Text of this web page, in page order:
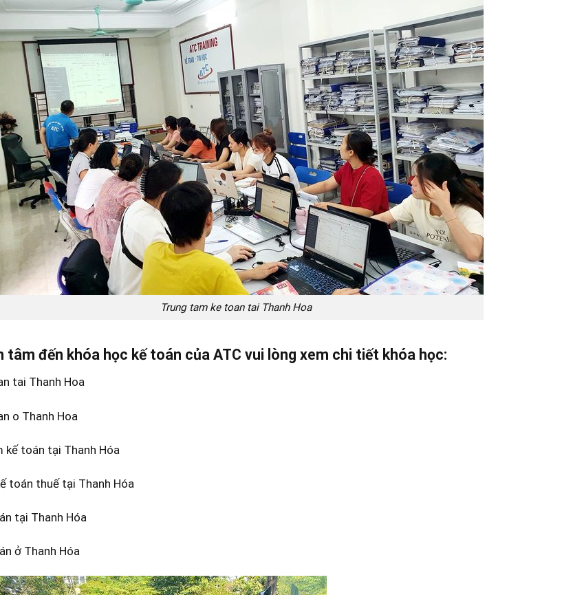
Trung tam ke toan tai Thanh Hoa
tâm đến khóa học kế toán của ATC vui lòng xem chi tiết khóa học:
tai Thanh Hoa
o Thanh Hoa
toán tại Thanh Hóa
toán thuế tại Thanh Hóa
tại Thanh Hóa
ở Thanh Hóa